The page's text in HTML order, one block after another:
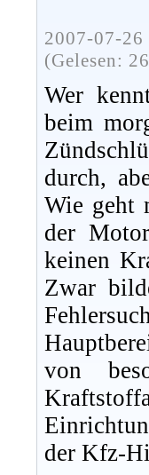
2007-07-
(Gelesen:
Wer
beim
durch,
Wie geht
der
keinen
Zwar
von
der Kfz-